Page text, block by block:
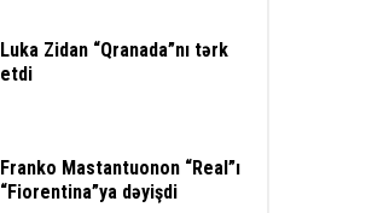
Luka Zidan “Qranada”nı tərk
etdi
Franko Mastantuonon “Real”ı
“Fiorentina”ya dəyişdi